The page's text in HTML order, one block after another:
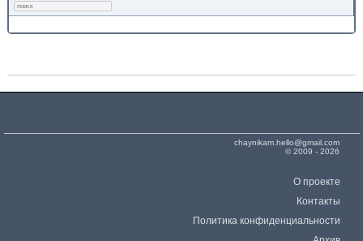
chaynikam.hello@gmail.com
© 2009 - 2026
О проекте
Контакты
Политика конфиденциальности